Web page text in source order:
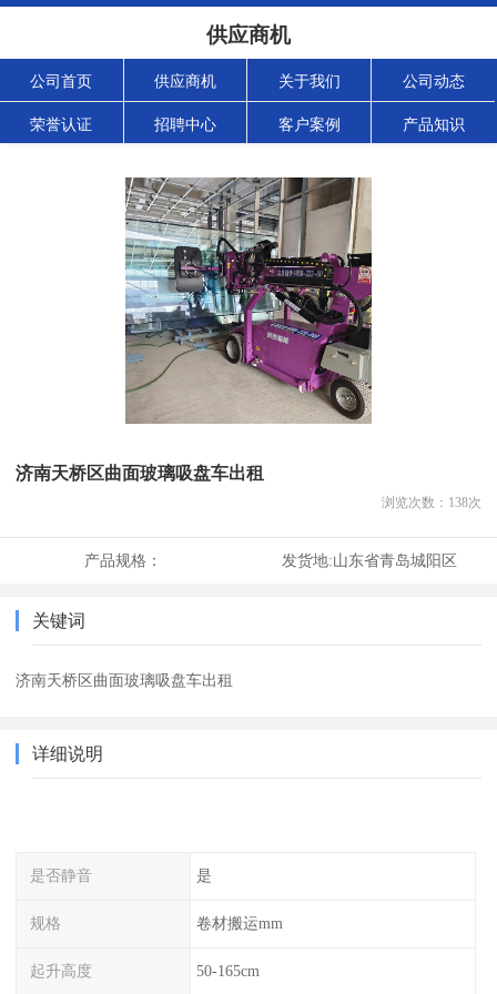
供应商机
公司首页 供应商机 关于我们 公司动态
荣誉认证 招聘中心 客户案例 产品知识
济南天桥区曲面玻璃吸盘车出租
浏览次数： 138次
产品规格： 发货地:山东省青岛城阳区
关键词
济南天桥区曲面玻璃吸盘车出租
详细说明
是否静音 是
规格 卷材搬运mm
起升高度 50-165cm